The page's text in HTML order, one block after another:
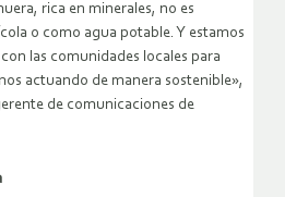
rica en minerales, no es
o como agua potable. Y estamos
las comunidades locales para
actuando de manera sostenible»,
de comunicaciones de